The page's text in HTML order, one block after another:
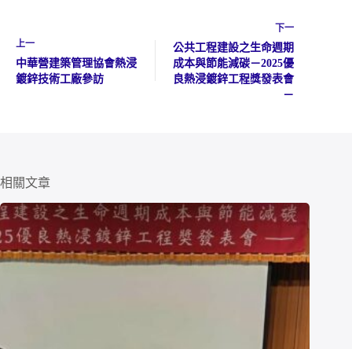
上一
中華營建築管理協會熱浸
鍍鋅技術工廠參訪
下一
公共工程建設之生命週期
成本與節能減碳－2025優
良熱浸鍍鋅工程獎發表會
－
相關文章